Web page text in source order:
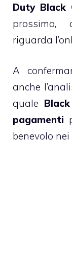
Duty Black
riguarda
A
anche
quale
pagamenti
benevolo